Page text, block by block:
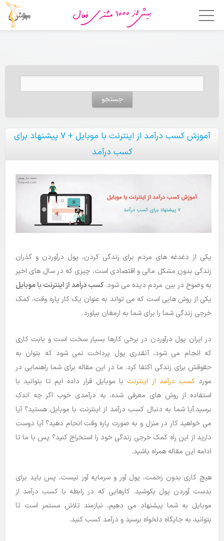
قالب ها
چرا پوپش؟
مشتریان ما
راهنما
جستجو برای:
آموزش کسب درآمد از اینترنت با موبایل + ۷ پیشنهاد برای
کسب درآمد
یکی از دغدغه های مردم برای زندگی کردن، پول درآوردن و گذران
زندگی بدون مشکل مالی و اقتصادی است، چیزی که در سال های اخیر
به وضوح در بین مردم دیده می شود.کسب درآمد از اینترنت با موبایل
یکی از روش هایی است که می تواند به عنوان یک کار پاره وقت، کمک
خرجی زندگی شما را برای شما به ارمغان بیاورد.
در ایران پول درآوردن در برخی کارها بسیار سخت است و بابت کاری
که انجام می شود، آنقدری پول پرداخت نمی شود که بتوان به
حقوقش برای زندگی اکتفا کرد. ما در این مقاله برای شما راهنمایی در
موردکسب درآمد از اینترنت با موبایل قرار داده ایم تا بتوانید با
استفاده از روش های معرفی شده، به درآمدی خوب اگر چه اندک
برسید.آیا شما به دنبال کسب درآمد از اینترنت با موبایل هستید؟ آیا
می خواهید کار در منزل و به صورت پاره وقت انجام دهید؟ آیا دوست
دارید از این راه کمک خرجی زندگی خود را استخراج کنید؟ پس با ما تا
ادامه این مقاله همراه باشید.
هیچ کاری بدون زحمت، پول آور و سرمایه آور نیست، پس باید برای
بدست آوردن پول بکوشید. کارهایی که در رابطه با کسب درآمد از
موبایل به شما پیشنهاد می دهیم، نیازمند تلاش مستمر است تا
بتوانید به جایگاه دلخواه برسید و درآمد کسب کنید.